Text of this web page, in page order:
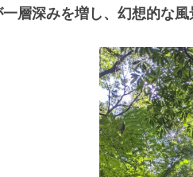
層深みを増し、幻想的な風